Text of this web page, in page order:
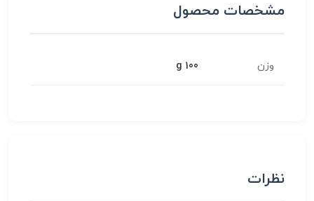
مشخصات محصول
وزن 100 g
نظرات